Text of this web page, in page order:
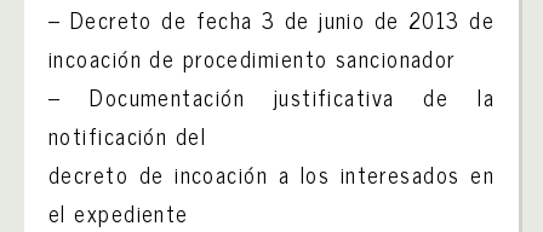
– Decreto de fecha 3 de junio de 2013 de
incoación de procedimiento sancionador
– Documentación justificativa de la
notificación del
decreto de incoación a los interesados en
el expediente